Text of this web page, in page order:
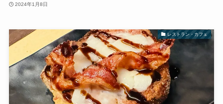
2024年1月8日
レストラン・カフェ